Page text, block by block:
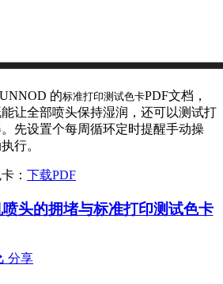
的标准打印测试色卡PDF文档，
让全部喷头保持湿润，还可以测试打
先设置个每周循环定时提醒手动操
行。
： 下载PDF
头的拥堵与标准打印测试色卡
分享